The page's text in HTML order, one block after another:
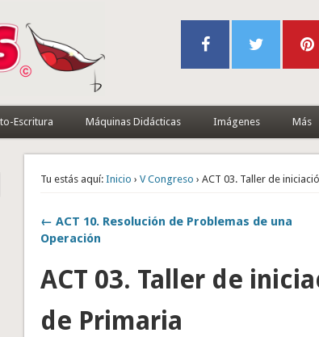
Escritura Máquinas Didácticas Imágenes Más
Tu estás aquí: Inicio ›V Congreso › ACT 03. Taller de
← ACT 10. Resolución de Problemas de una
Operación
ACT 03. Taller de
de Primaria